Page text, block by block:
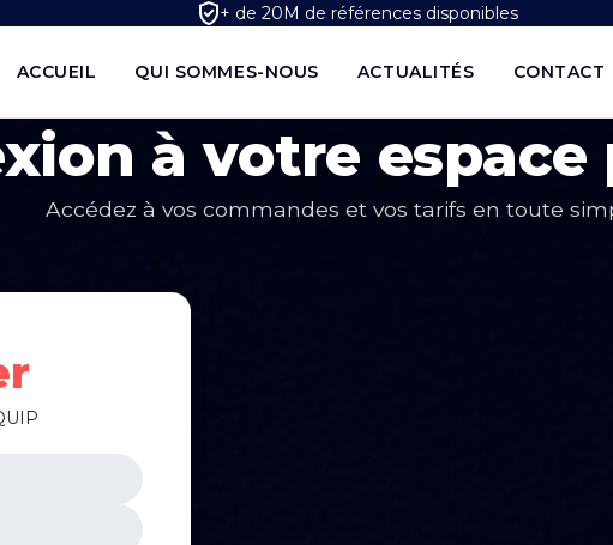
+ de 20M de références disponibles
ACCUEIL QUI SOMMES-NOUS ACTUALITÉS CONTACT
à votre espace
Accédez à vos commandes et vos tarifs en toute